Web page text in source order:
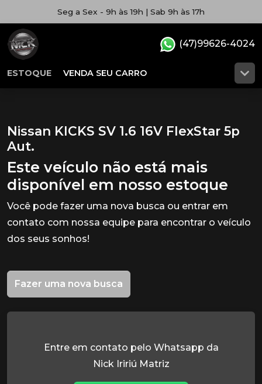
Seg a Sex - 9h às 19h | Sab 9h às 17h
ESTOQUE VENDA SEU CARRO
(47)99626-4024
Nissan KICKS SV 1.6 16V FlexStar 5p
Aut.
Este veículo não está mais
disponível em nosso estoque
Você pode fazer uma nova busca ou entrar em
contato com nossa equipe para encontrar o veículo
dos seus sonhos!
Fazer uma nova busca
Entre em contato pelo Whatsapp da
Nick Iririú Matriz